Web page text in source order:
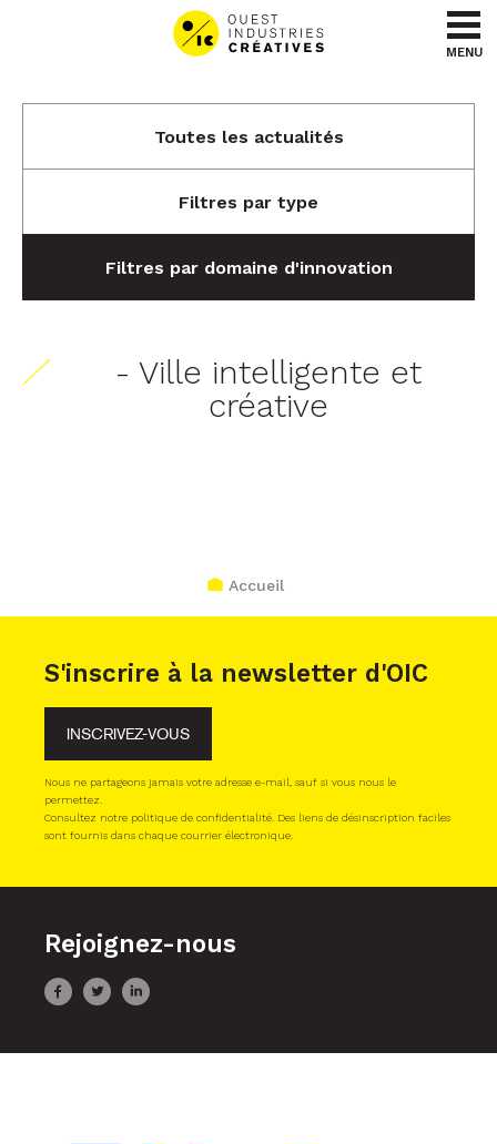
Aller au menu
Aller au contenu
MENU
Toutes les actualités
Filtres par type
Filtres par domaine d'innovation
- Ville intelligente et
créative
Accueil
S'inscrire à la newsletter d'OIC
INSCRIVEZ-VOUS
Nous ne partageons jamais votre adresse e-mail, sauf si vous nous le
permettez.
Consultez notre politique de confidentialité. Des liens de désinscription faciles
sont fournis dans chaque courrier électronique.
Rejoignez-nous